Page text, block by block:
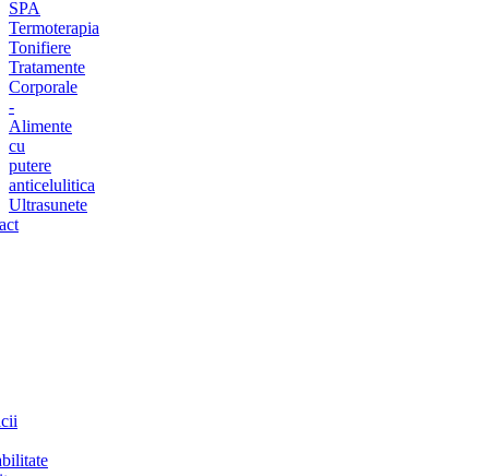
SPA
Termoterapia
Tonifiere
Tratamente
Corporale
-
Alimente
cu
putere
anticelulitica
Ultrasunete